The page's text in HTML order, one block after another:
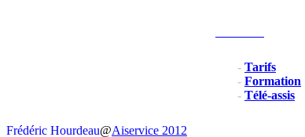
- Tarifs
- Formation
- Télé-assis
Frédéric Hourdeau@Aiservice 2012